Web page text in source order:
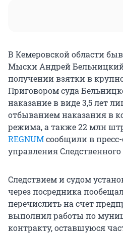
В Кемеровской области
Мыски Андрей
получении взятки в
Приговором суда
наказание в виде 3,5 лет
отбыванием наказания в
режима, а также 22 млн
REGNUMсообщили в
управления
Следствием и судом
через посредника
перечислить на счет
выполнил работы по
контракту, оставшуюся